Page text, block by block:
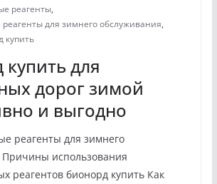
реагенты,
для зимнего обслуживания,
купить
для
дорог зимой
и выгодно
реагенты для зимнего
использования
реагентов бионорд купить Как